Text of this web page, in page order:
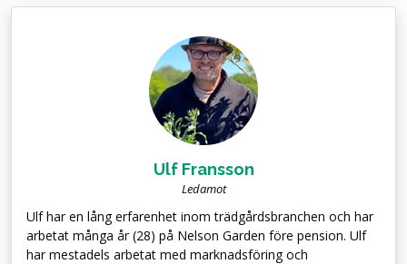
Ulf Fransson
Ledamot
Ulf har en lång erfarenhet inom trädgårdsbranchen och har
arbetat många år (28) på Nelson Garden före pension. Ulf
har mestadels arbetat med marknadsföring och